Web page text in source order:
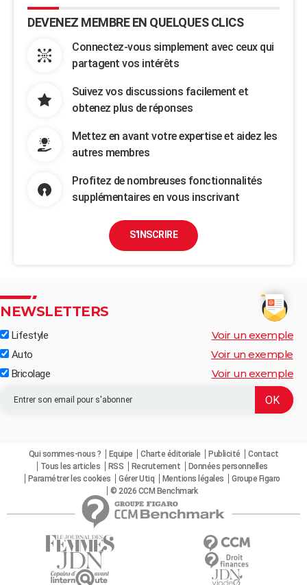
DEVENEZ MEMBRE EN QUELQUES CLICS
Connectez-vous simplement avec ceux qui
partagent vos intérêts
Suivez vos discussions facilement et
obtenez plus de réponses
Mettez en avant votre expertise et aidez les
autres membres
Profitez de nombreuses fonctionnalités
supplémentaires en vous inscrivant
S'INSCRIRE
NEWSLETTERS
Lifestyle Voir un exemple
Auto Voir un exemple
Bricolage Voir un exemple
Qui sommes-nous ? Equipe Charte éditoriale Publicité
Contact
Tous les articles
RSS Recrutement
Données personnelles
Paramétrer les cookies
Gérer Utiq Mentions légales
Groupe Figaro
© 2026 CCM Benchmark